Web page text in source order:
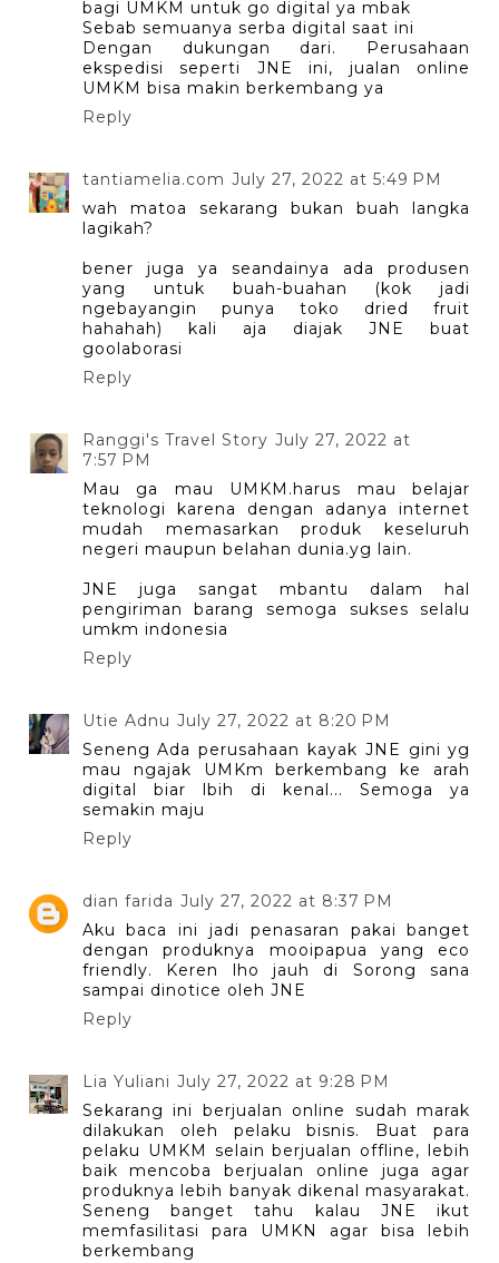
bagi UMKM untuk go digital ya mbak
Sebab semuanya serba digital saat ini
Dengan dukungan dari. Perusahaan
ekspedisi seperti JNE ini, jualan online
UMKM bisa makin berkembang ya
Reply
tantiamelia.com July 27, 2022 at 5:49 PM
wah matoa sekarang bukan buah langka
lagikah?
bener juga ya seandainya ada produsen
yang untuk buah-buahan (kok jadi
ngebayangin punya toko dried fruit
hahahah) kali aja diajak JNE buat
goolaborasi
Reply
Ranggi's Travel Story July 27, 2022 at
7:57 PM
Mau ga mau UMKM.harus mau belajar
teknologi karena dengan adanya internet
mudah memasarkan produk keseluruh
negeri maupun belahan dunia.yg lain.
JNE juga sangat mbantu dalam hal
pengiriman barang semoga sukses selalu
umkm indonesia
Reply
Utie Adnu July 27, 2022 at 8:20 PM
Seneng Ada perusahaan kayak JNE gini yg
mau ngajak UMKm berkembang ke arah
digital biar lbih di kenal... Semoga ya
semakin maju
Reply
dian farida July 27, 2022 at 8:37 PM
Aku baca ini jadi penasaran pakai banget
dengan produknya mooipapua yang eco
friendly. Keren lho jauh di Sorong sana
sampai dinotice oleh JNE
Reply
Lia Yuliani July 27, 2022 at 9:28 PM
Sekarang ini berjualan online sudah marak
dilakukan oleh pelaku bisnis. Buat para
pelaku UMKM selain berjualan offline, lebih
baik mencoba berjualan online juga agar
produknya lebih banyak dikenal masyarakat.
Seneng banget tahu kalau JNE ikut
memfasilitasi para UMKN agar bisa lebih
berkembang